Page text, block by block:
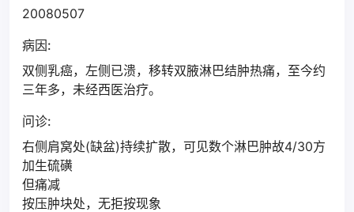
20080507
病因:
双侧乳癌，左侧已溃，移转双腋淋巴结肿热痛，至今约
三年多，未经西医治疗。
问诊:
右侧肩窝处(缺盆)持续扩散，可见数个淋巴肿故4/30方
加生硫磺
但痛减
按压肿块处，无拒按现象